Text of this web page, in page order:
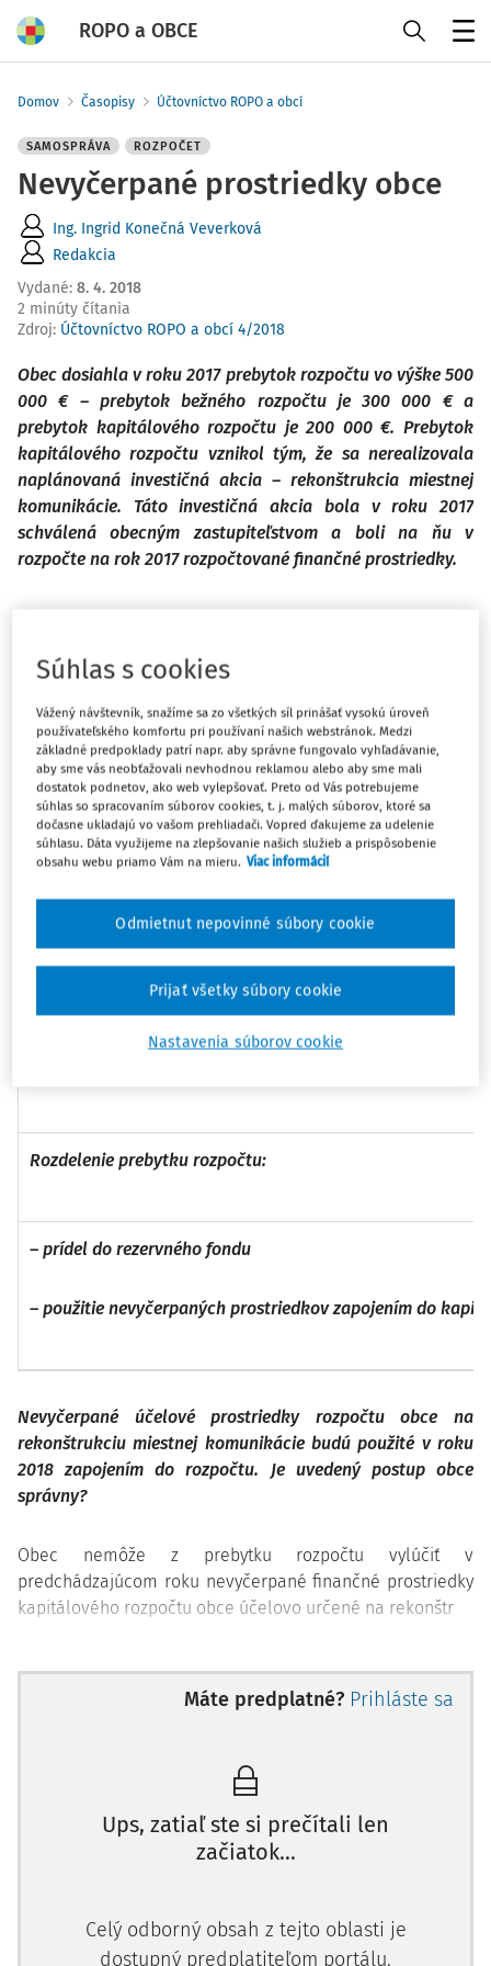
ROPO a OBCE
Domov Časopisy Účtovníctvo ROPO a obcí
SAMOSPRÁVA ROZPOČET
Nevyčerpané prostriedky obce
Ing. Ingrid Konečná Veverková
Redakcia
Vydané: 8. 4. 2018
2 minúty čítania
Zdroj: Účtovníctvo ROPO a obcí 4/2018
Obec dosiahla v roku 2017 prebytok rozpočtu vo výške 500
000 € – prebytok bežného rozpočtu je 300 000 € a
prebytok kapitálového rozpočtu je 200 000 €. Prebytok
kapitálového rozpočtu vznikol tým, že sa nerealizovala
naplánovaná investičná akcia – rekonštrukcia miestnej
komunikácie. Táto investičná akcia bola v roku 2017
schválená obecným zastupiteľstvom a boli na ňu v
rozpočte na rok 2017 rozpočtované finančné prostriedky.
Prebytok rozpočtu:
– prebytok bežného rozpočtu
–prebytok kapitálového rozpočtu
Nevyčerpané účelové prostriedky rozpočtu obce na
Rozdelenie prebytku rozpočtu:
– prídel do rezervného fondu
– použitie nevyčerpaných prostriedkov zapojením do
Nevyčerpané účelové prostriedky rozpočtu obce na
rekonštrukciu miestnej komunikácie budú použité v roku
2018 zapojením do rozpočtu. Je uvedený postup obce
správny?
Obec nemôže z prebytku rozpočtu vylúčiť v
predchádzajúcom roku nevyčerpané finančné prostriedky
kapitálového rozpočtu obce účelovo určené na rekonštr
Máte predplatné? Prihláste sa
Ups, zatiaľ ste si prečítali len
začiatok...
Celý odborný obsah z tejto oblasti je
dostupný predplatiteľom portálu.
Súhlas s cookies
Vážený návštevník, snažíme sa zo všetkých síl prinášať vysokú úroveň
používateľského komfortu pri používaní našich webstránok. Medzi
základné predpoklady patrí napr. aby správne fungovalo vyhľadávanie,
aby sme vás neobťažovali nevhodnou reklamou alebo aby sme mali
dostatok podnetov, ako web vylepšovať. Preto od Vás potrebujeme
súhlas so spracovaním súborov cookies, t. j. malých súborov, ktoré sa
dočasne ukladajú vo vašom prehliadači. Vopred ďakujeme za udelenie
súhlasu. Dáta využijeme na zlepšovanie našich služieb a prispôsobenie
obsahu webu priamo Vám na mieru. Viac informácií
Nastavenia súborov cookie
Odmietnut nepovinné súbory cookie
Prijať všetky súbory cookie